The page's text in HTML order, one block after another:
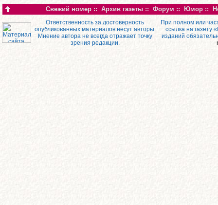
Свежий номер :: Архив газеты :: Форум :: Юмор ::
Ответственность за достоверность
опубликованных материалов несут авторы.
Мнение автора не всегда отражает точку
зрения редакции.
При полном или
ссылка на газету
изданий